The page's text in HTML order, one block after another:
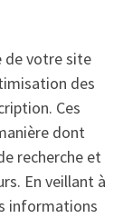
de votre site
des
Ces
dont
recherche et
En veillant à
informations